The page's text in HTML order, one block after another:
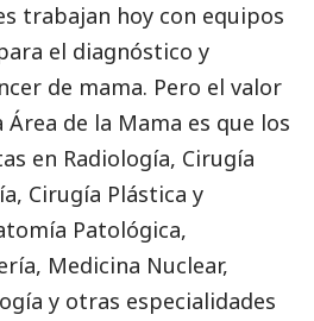
trabajan hoy con equipos
el diagnóstico y
de mama. Pero el valor
Área de la Mama es que los
en Radiología, Cirugía
Cirugía Plástica y
Patológica,
Medicina Nuclear,
y otras especialidades